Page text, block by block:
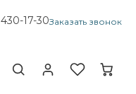
430-17-30Заказать звонок